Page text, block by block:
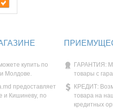
купить по
Молдове.
предоставляет
и Кишиневу, по
ГАРАНТИЯ:
товары с
КРЕДИТ:
товара на
кредитных